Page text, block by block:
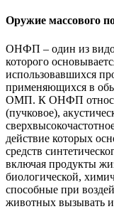
Оружие массового
ОНФП – один из
которого
использовавшихся
применяющихся в
ОМП. К ОНФП
(пучковое),
действие которых
средств
включая продукты
биологической,
способные при
животных вызывать